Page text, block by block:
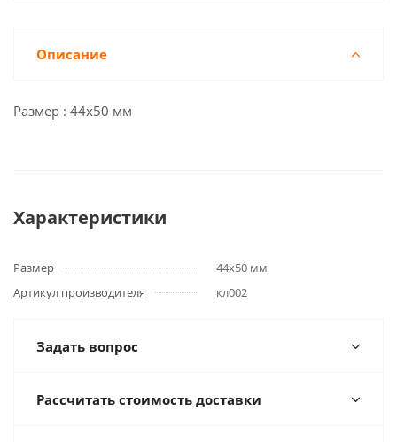
Описание
Размер : 44х50 мм
Характеристики
Размер
44х50 мм
Артикул производителя
кл002
Задать вопрос
Рассчитать стоимость доставки